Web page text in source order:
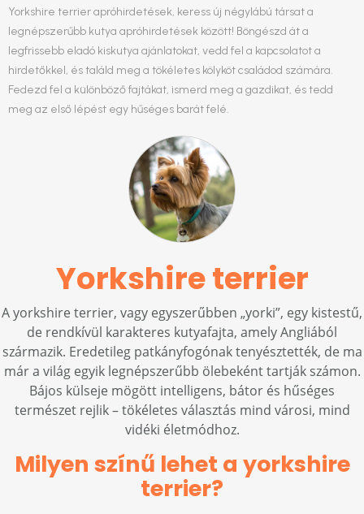
Yorkshire terrier apróhirdetések, keress új négylábú társat a
legnépszerűbb kutya apróhirdetések között! Böngészd át a
legfrissebb eladó kiskutya ajánlatokat, vedd fel a kapcsolatot a
hirdetőkkel, és találd meg a tökéletes kölyköt családod számára.
Fedezd fel a különböző fajtákat, ismerd meg a gazdikat, és tedd
meg az első lépést egy hűséges barát felé.
Yorkshire terrier
A yorkshire terrier, vagy egyszerűbben „yorki”, egy kistestű,
de rendkívül karakteres kutyafajta, amely Angliából
származik. Eredetileg patkányfogónak tenyésztették, de ma
már a világ egyik legnépszerűbb ölebeként tartják számon.
Bájos külseje mögött intelligens, bátor és hűséges
természet rejlik – tökéletes választás mind városi, mind
vidéki életmódhoz.
Milyen színű lehet a yorkshire
terrier?